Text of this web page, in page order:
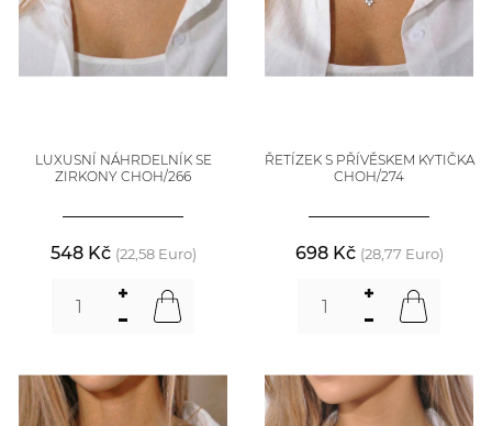
LUXUSNÍ NÁHRDELNÍK SE
ZIRKONY CHOH/266
548 Kč (22,58 Euro)
ŘETÍZEK S PŘÍVĚSKEM KYTIČKA
CHOH/274
698 Kč (28,77 Euro)